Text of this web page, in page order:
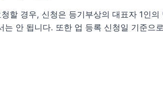
할 경우, 신청은 등기부상의 대표자 1인의
는 안 됩니다. 또한 업 등록 신청일 기준으